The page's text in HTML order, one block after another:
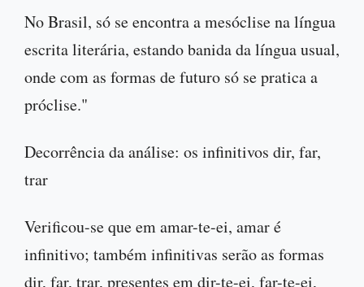
No Brasil, só se encontra a mesóclise na língua
escrita literária, estando banida da língua usual,
onde com as formas de futuro só se pratica a
próclise."
Decorrência da análise: os infinitivos dir, far,
trar
Verificou-se que em amar-te-ei, amar é
infinitivo; também infinitivas serão as formas
dir, far, trar, presentes em dir-te-ei, far-te-ei,